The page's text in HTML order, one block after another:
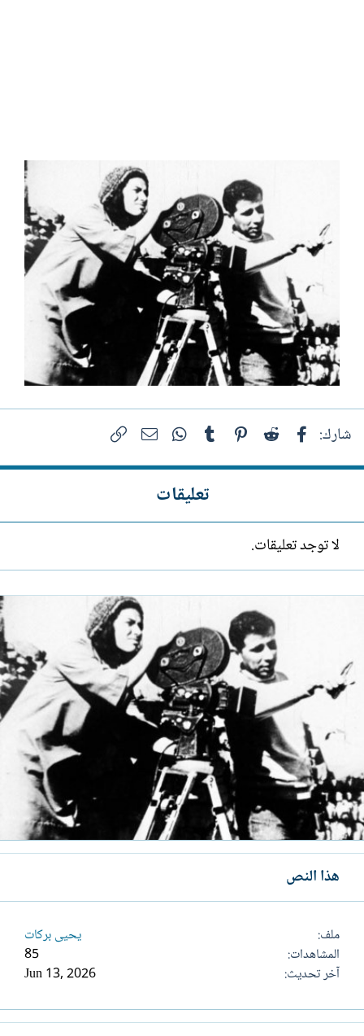
شارك: فيسبوك Reddit
Pinterest
Tumblr
WhatsAppالبريد الإلكتروني
تعليقات
لا توجد تعليقات.
هذا النص
ملف
يحيى بركات
المشاهدات
85
آخر تحديث
Jun 13, 2026